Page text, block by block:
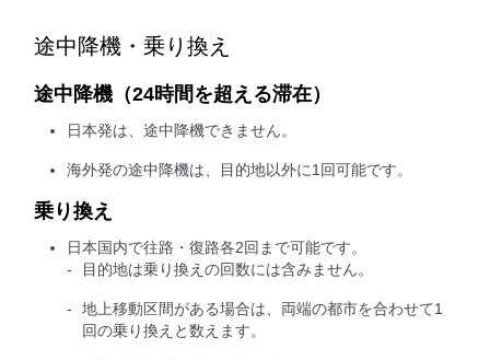
途中降機・乗り換え
途中降機（24時間を超える滞在）
日本発は、途中降機できません。
海外発の途中降機は、目的地以外に1回可能です。
乗り換え
日本国内で往路・復路各2回まで可能です。
目的地は乗り換えの回数には含みません。
地上移動区間がある場合は、両端の都市を合わせて1
回の乗り換えと数えます。